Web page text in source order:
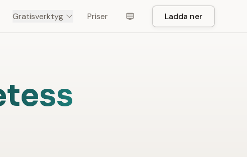
Gratisverktyg Priser Ladda ner